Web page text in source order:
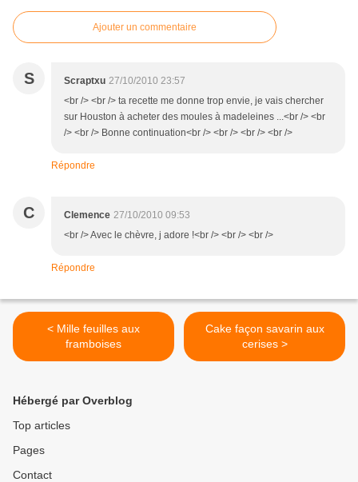
Ajouter un commentaire
S Scraptxu 27/10/2010 23:57
<br /> <br /> ta recette me donne trop envie, je vais chercher
sur Houston à acheter des moules à madeleines ...<br /> <br
/> <br /> Bonne continuation<br /> <br /> <br /> <br />
Répondre
C Clemence 27/10/2010 09:53
<br /> Avec le chèvre, j adore !<br /> <br /> <br />
Répondre
< Mille feuilles aux
framboises
Cake façon savarin aux
cerises >
Hébergé par Overblog
Top articles
Pages
Contact